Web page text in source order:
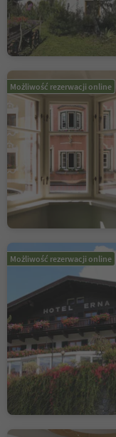
Możliwość rezerwacji online
Możliwość rezerwacji online